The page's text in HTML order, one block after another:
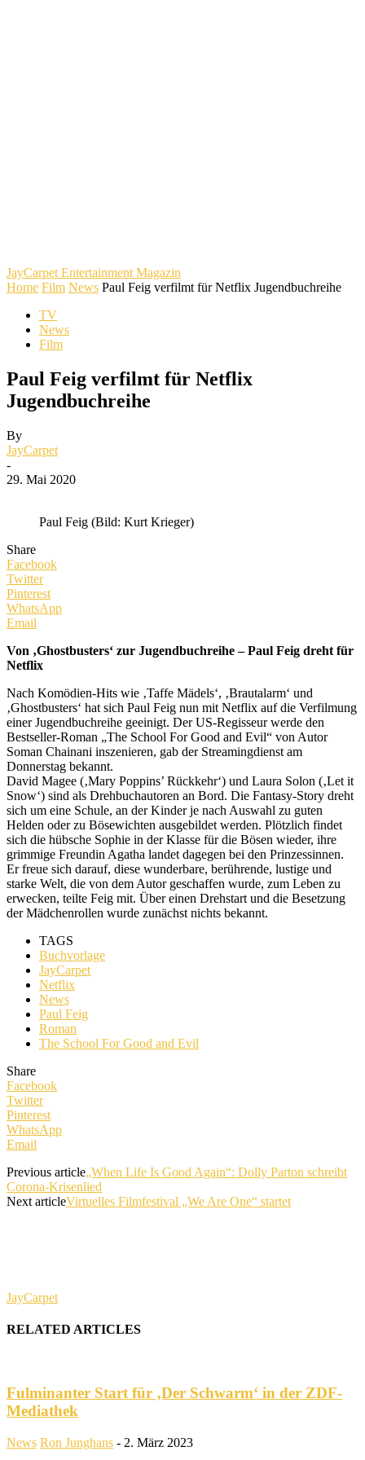
JayCarpet Entertainment Magazin
Home Film News Paul Feig verfilmt für Netflix Jugendbuchreihe
TV
News
Film
Paul Feig verfilmt für Netflix
Jugendbuchreihe
By
JayCarpet
-
29. Mai 2020
Paul Feig (Bild: Kurt Krieger)
Share
Facebook
Twitter
Pinterest
WhatsApp
Email
Von ‚Ghostbusters‘ zur Jugendbuchreihe – Paul Feig dreht für
Netflix
Nach Komödien-Hits wie ‚Taffe Mädels‘, ‚Brautalarm‘ und
‚Ghostbusters‘ hat sich Paul Feig nun mit Netflix auf die Verfilmung
einer Jugendbuchreihe geeinigt. Der US-Regisseur werde den
Bestseller-Roman „The School For Good and Evil“ von Autor
Soman Chainani inszenieren, gab der Streamingdienst am
Donnerstag bekannt.
David Magee (‚Mary Poppins’ Rückkehr‘) und Laura Solon (‚Let it
Snow‘) sind als Drehbuchautoren an Bord. Die Fantasy-Story dreht
sich um eine Schule, an der Kinder je nach Auswahl zu guten
Helden oder zu Bösewichten ausgebildet werden. Plötzlich findet
sich die hübsche Sophie in der Klasse für die Bösen wieder, ihre
grimmige Freundin Agatha landet dagegen bei den Prinzessinnen.
Er freue sich darauf, diese wunderbare, berührende, lustige und
starke Welt, die von dem Autor geschaffen wurde, zum Leben zu
erwecken, teilte Feig mit. Über einen Drehstart und die Besetzung
der Mädchenrollen wurde zunächst nichts bekannt.
TAGS
Buchvorlage
JayCarpet
Netflix
News
Paul Feig
Roman
The School For Good and Evil
Share
Facebook
Twitter
Pinterest
WhatsApp
Email
Previous article„When Life Is Good Again“: Dolly Parton schreibt
Corona-Krisenlied
Next articleVirtuelles Filmfestival „We Are One“ startet
JayCarpet
RELATED ARTICLES
Fulminanter Start für ‚Der Schwarm‘ in der ZDF-
Mediathek
News Ron Junghans - 2. März 2023